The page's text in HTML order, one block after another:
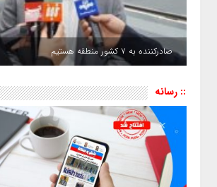
صادرکننده به ۷ کشور منطقه هستیم
:: رسانه